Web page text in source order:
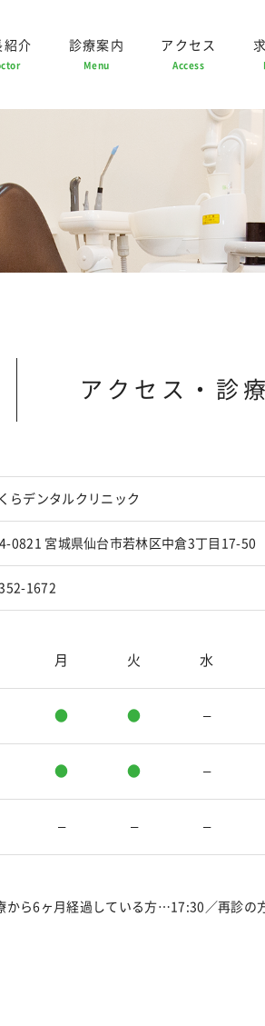
紹介 診療案内
Menu
アクセス
Access
アクセス・診
らデンタルクリニック
0821 宮城県仙台市若林区中倉3丁目17-50
1672
月 火 水
● ● –
● ● –
– – –
から6ヶ月経過している方…17:30／再診の